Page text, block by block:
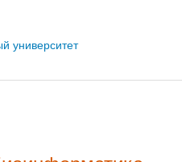
университет